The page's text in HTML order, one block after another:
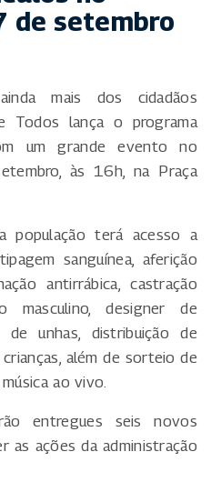
de setembro
mais dos cidadãos
Todos lança o programa
um grande evento no
às 16h, na Praça
população terá acesso a
sanguínea, aferição
antirrábica, castração
masculino, designer de
de unhas, distribuição de
além de sorteio de
ao vivo.
entregues seis novos
as ações da administração